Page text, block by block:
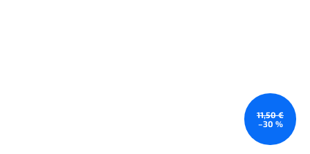
11,50 €
–30 %